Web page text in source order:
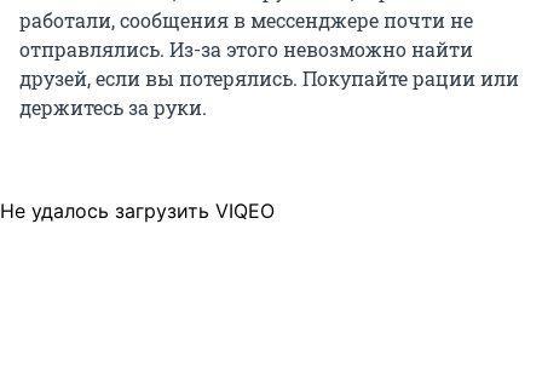
работали, сообщения в мессенджере почти не
отправлялись. Из-за этого невозможно найти
друзей, если вы потерялись. Покупайте рации или
держитесь за руки.
Не удалось загрузить VIQEO